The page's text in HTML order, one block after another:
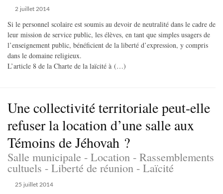
2 juillet 2014
Si le personnel scolaire est soumis au devoir de neutralité dans le cadre de
leur mission de service public, les élèves, en tant que simples usagers de
l’enseignement public, bénéficient de la liberté d’expression, y compris
dans le domaine religieux.
L’article 8 de la Charte de la laïcité à (…)
Une collectivité territoriale peut-elle
refuser la location d’une salle aux
Témoins de Jéhovah ?
Salle municipale - Location - Rassemblements
cultuels - Liberté de réunion - Laïcité
25 juillet 2014